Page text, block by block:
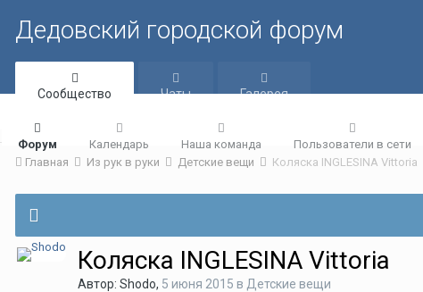
Дедовский городской форум
Сообщество
Форум Календарь Наша команда Пользователи в сети
Чаты Галерея
Главная Из рук в руки Детские вещи Коляска INGLESINA Vittoria
Коляска INGLESINA Vittoria
Автор: Shodo, 5 июня 2015 в Детские вещи